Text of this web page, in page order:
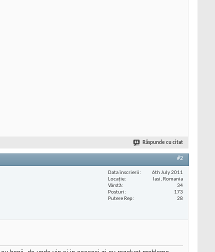
Răspunde cu citat
#2
Data înscrierii
6th July 2011
Locaţie
Iasi, Romania
Vârstă
34
Posturi
173
Putere Rep
28